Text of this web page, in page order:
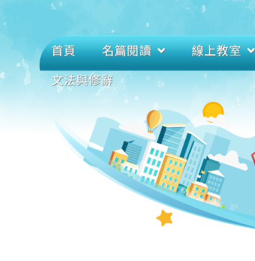
首頁 名篇閱讀 線上教室
文法與修辭